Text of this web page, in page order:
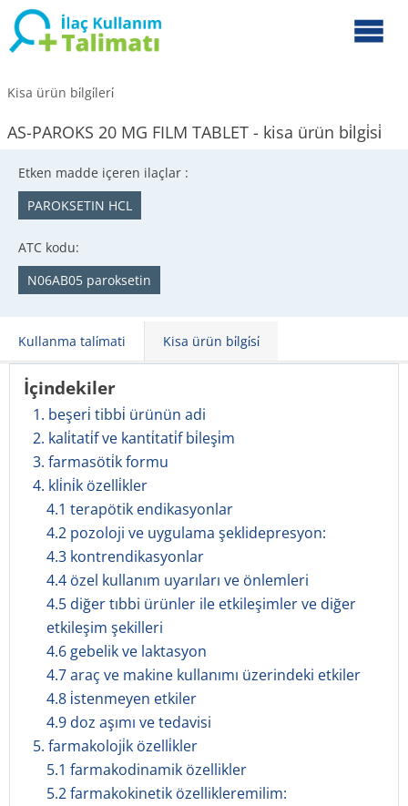
Kisa ürün bi̇lgi̇leri̇
AS-PAROKS 20 MG FILM TABLET - kisa ürün bi̇lgi̇si̇
Etken madde içeren ilaçlar :
PAROKSETIN HCL
ATC kodu:
N06AB05 paroksetin
Kullanma tali̇mati Kisa ürün bi̇lgi̇si̇
İçindekiler
1. beşeri̇ tibbi̇ ürünün adi
2. kali̇tati̇f ve kanti̇tati̇f bi̇leşi̇m
3. farmasöti̇k formu
4. kli̇ni̇k özelli̇kler
4.1 terapötik endikasyonlar
4.2 pozoloji ve uygulama şeklidepresyon:
4.3 kontrendikasyonlar
4.4 özel kullanım uyarıları ve önlemleri
4.5 diğer tıbbi ürünler ile etkileşimler ve diğer
etkileşim şekilleri
4.6 gebelik ve laktasyon
4.7 araç ve makine kullanımı üzerindeki etkiler
4.8 i̇stenmeyen etkiler
4.9 doz aşımı ve tedavisi
5. farmakoloji̇k özelli̇kler
5.1 farmakodinamik özellikler
5.2 farmakokinetik özellikleremilim: